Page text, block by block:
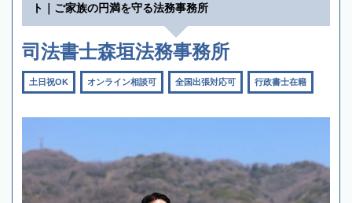
ト｜ご家族の円満を守る法務事務所
司法書士森垣法務事務所
土日祝OK オンライン相談可 全国出張対応可 行政書士在籍